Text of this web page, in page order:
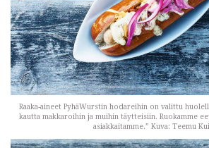
Raaka-aineet PyhäWurstin hodareihin on valittu
kautta makkaroihin ja muihin täytteisiin. Ruokamme
asiakkaitamme.” Kuva: Teemu